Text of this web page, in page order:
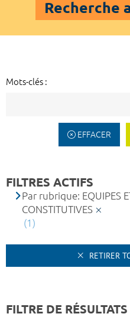
Recherche
Mots-clés :
EFFACER
FILTRES ACTIFS
Par rubrique: EQUIPES
CONSTITUTIVES
(1)
RETIRER
FILTRE DE RÉSULTATS